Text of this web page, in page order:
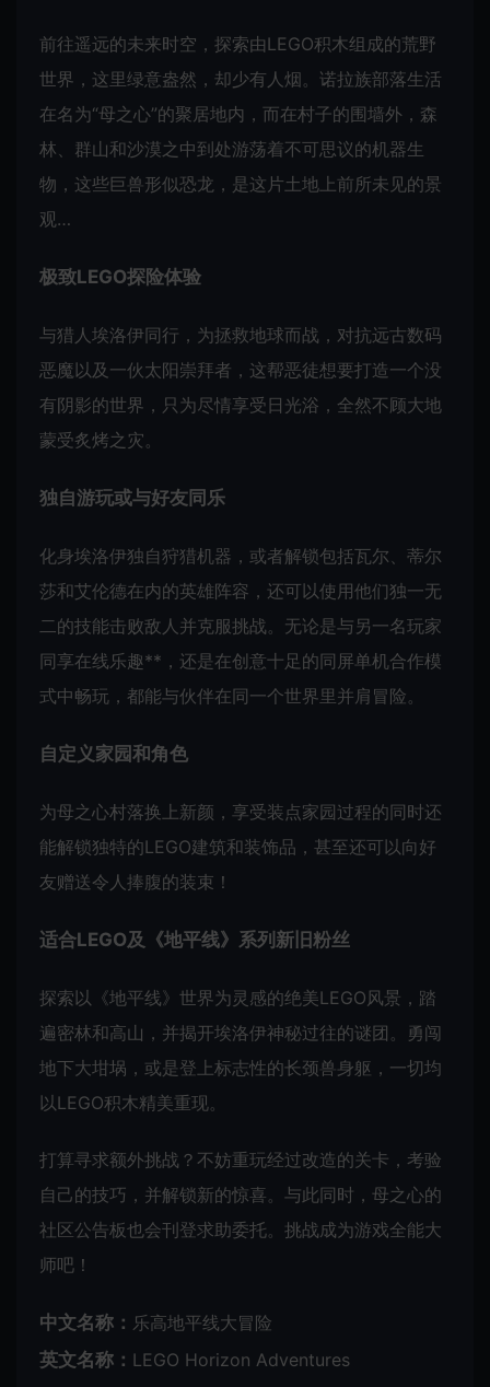
前往遥远的未来时空，探索由LEGO积木组成的荒野
世界，这里绿意盎然，却少有人烟。诺拉族部落生活
在名为“母之心”的聚居地内，而在村子的围墙外，森
林、群山和沙漠之中到处游荡着不可思议的机器生
物，这些巨兽形似恐龙，是这片土地上前所未见的景
观…
极致LEGO探险体验
与猎人埃洛伊同行，为拯救地球而战，对抗远古数码
恶魔以及一伙太阳崇拜者，这帮恶徒想要打造一个没
有阴影的世界，只为尽情享受日光浴，全然不顾大地
蒙受炙烤之灾。
独自游玩或与好友同乐
化身埃洛伊独自狩猎机器，或者解锁包括瓦尔、蒂尔
莎和艾伦德在内的英雄阵容，还可以使用他们独一无
二的技能击败敌人并克服挑战。无论是与另一名玩家
同享在线乐趣**，还是在创意十足的同屏单机合作模
式中畅玩，都能与伙伴在同一个世界里并肩冒险。
自定义家园和角色
为母之心村落换上新颜，享受装点家园过程的同时还
能解锁独特的LEGO建筑和装饰品，甚至还可以向好
友赠送令人捧腹的装束！
适合LEGO及《地平线》系列新旧粉丝
探索以《地平线》世界为灵感的绝美LEGO风景，踏
遍密林和高山，并揭开埃洛伊神秘过往的谜团。勇闯
地下大坩埚，或是登上标志性的长颈兽身躯，一切均
以LEGO积木精美重现。
打算寻求额外挑战？不妨重玩经过改造的关卡，考验
自己的技巧，并解锁新的惊喜。与此同时，母之心的
社区公告板也会刊登求助委托。挑战成为游戏全能大
师吧！
中文名称： 乐高地平线大冒险
英文名称： LEGO Horizon Adventures